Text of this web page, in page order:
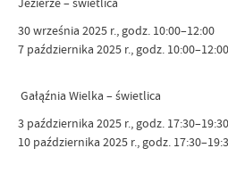
30 września 2025 r., godz. 10:00–12:00
7 października 2025 r., godz. 10:00–12:00
Gałąźnia Wielka – świetlica
3 października 2025 r., godz. 17:30–19:30
10 października 2025 r., godz.